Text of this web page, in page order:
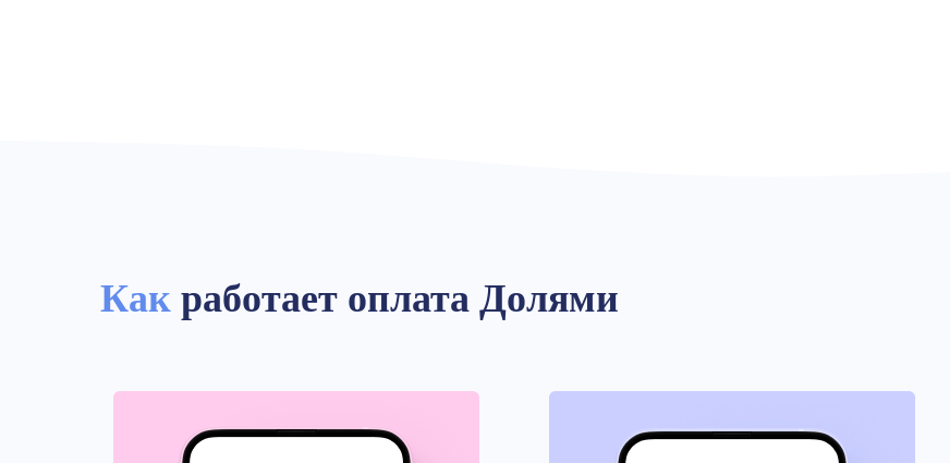
Как работает оплата Долями